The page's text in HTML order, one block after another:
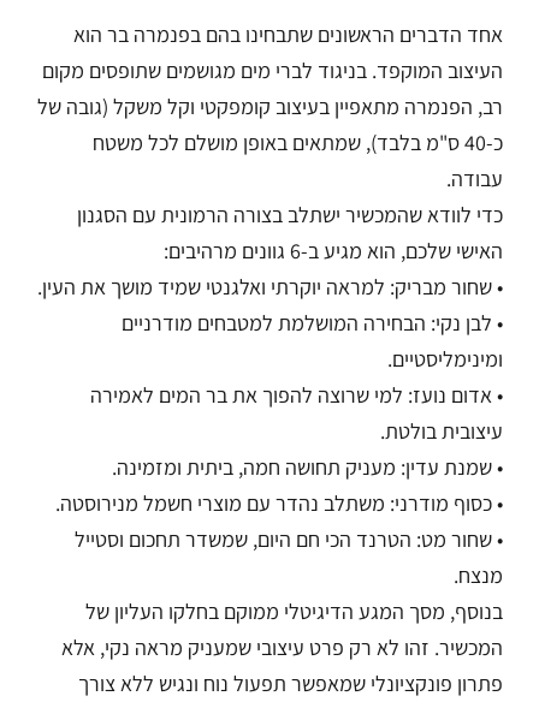
אחד הדברים הראשונים שתבחינו בהם בפנמרה בר הוא
העיצוב המוקפד. בניגוד לברי מים מגושמים שתופסים מקום
רב, הפנמרה מתאפיין בעיצוב קומפקטי וקל משקל (גובה של
כ-40 ס"מ בלבד), שמתאים באופן מושלם לכל משטח
עבודה.
כדי לוודא שהמכשיר ישתלב בצורה הרמונית עם הסגנון
האישי שלכם, הוא מגיע ב-6 גוונים מרהיבים:
• שחור מבריק: למראה יוקרתי ואלגנטי שמיד מושך את העין.
• לבן נקי: הבחירה המושלמת למטבחים מודרניים
ומינימליסטיים.
• אדום נועז: למי שרוצה להפוך את בר המים לאמירה
עיצובית בולטת.
• שמנת עדין: מעניק תחושה חמה, ביתית ומזמינה.
• כסוף מודרני: משתלב נהדר עם מוצרי חשמל מנירוסטה.
• שחור מט: הטרנד הכי חם היום, שמשדר תחכום וסטייל
מנצח.
בנוסף, מסך המגע הדיגיטלי ממוקם בחלקו העליון של
המכשיר. זהו לא רק פרט עיצובי שמעניק מראה נקי, אלא
פתרון פונקציונלי שמאפשר תפעול נוח ונגיש ללא צורך